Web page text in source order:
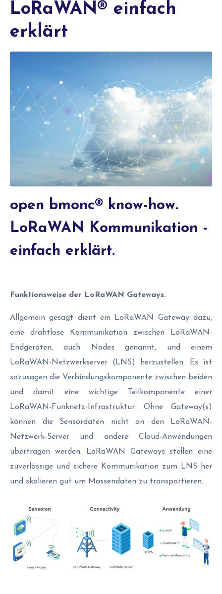
LoRaWAN® einfach
erklärt
open bmonc® know-how.
LoRaWAN Kommunikation -
einfach erklärt.
Funktionsweise der LoRaWAN Gateways.
Allgemein gesagt dient ein LoRaWAN Gateway dazu,
eine drahtlose Kommunikation zwischen LoRaWAN-
Endgeräten, auch Nodes genannt, und einem
LoRaWAN-Netzwerkserver (LNS) herzustellen. Es ist
sozusagen die Verbindungskomponente zwischen beiden
und damit eine wichtige Teilkomponente einer
LoRaWAN-Funknetz-Infrastruktur. Ohne Gateway(s)
können die Sensordaten nicht an den LoRaWAN-
Netzwerk-Server und andere Cloud-Anwendungen
übertragen werden. LoRaWAN Gateways stellen eine
zuverlässige und sichere Kommunikation zum LNS her
und skalieren gut um Massendaten zu transportieren.